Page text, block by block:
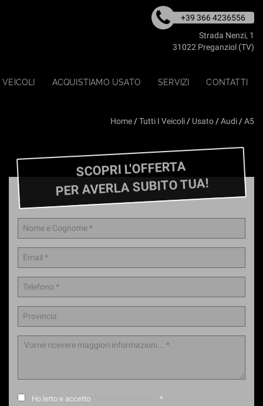
+39 366 4236556
Strada Nenzi, 1
31022 Preganziol (TV)
ACQUISTIAMO USATO SERVIZI CONTATTI
Home /Tutti I Veicoli / Usato /Audi /A5
SCOPRI L'OFFERTA
PER AVERLA SUBITO TUA!
Ho letto e accetto
*